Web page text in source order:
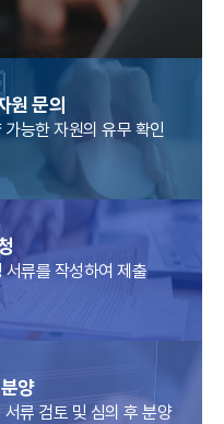
원 문의
능한 자원의 유무 확인
류를 작성하여 제출
양
류 검토 및 심의 후 분양